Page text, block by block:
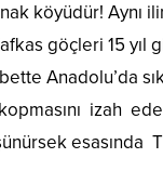
köyüdür! Aynı
göçleri 15 yıl
Anadolu’da
kopmasını izah
esasında